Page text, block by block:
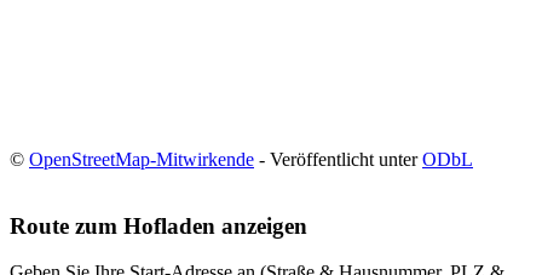
© OpenStreetMap-Mitwirkende - Veröffentlicht unterODbL
Route zum Hofladen anzeigen